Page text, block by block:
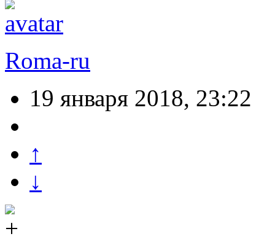
Roma-ru
19 января 2018, 23:22
↑
↓